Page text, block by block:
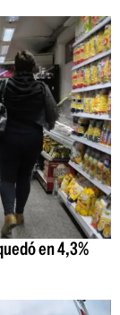
en 4,3%